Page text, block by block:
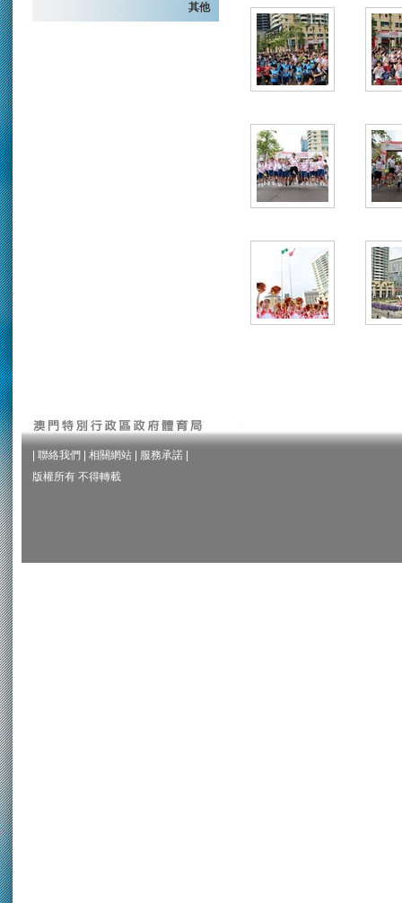
其他
聯絡我們 相關網站 服務承諾
版權所有 不得轉載